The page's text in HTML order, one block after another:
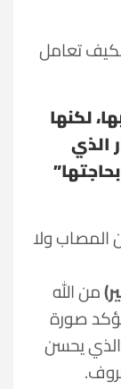
تعامل
لكنها
الذي
المصاب ولا
من الله
صورة
الذي يحسن